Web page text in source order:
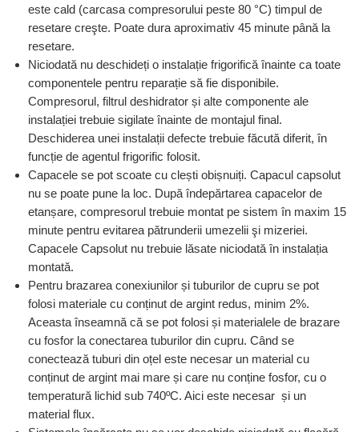
este cald (carcasa compresorului peste 80 °C) timpul de
resetare creşte. Poate dura aproximativ 45 minute până la
resetare.
Niciodată nu deschideți o instalație frigorifică înainte ca toate
componentele pentru reparație să fie disponibile.
Compresorul, filtrul deshidrator și alte componente ale
instalației trebuie sigilate înainte de montajul final.
Deschiderea unei instalații defecte trebuie făcută diferit, în
funcție de agentul frigorific folosit.
Capacele se pot scoate cu clești obișnuiți. Capacul capsolut
nu se poate pune la loc. După îndepărtarea capacelor de
etanșare, compresorul trebuie montat pe sistem în maxim 15
minute pentru evitarea pătrunderii umezelii şi mizeriei.
Capacele Capsolut nu trebuie lăsate niciodată în instalația
montată.
Pentru brazarea conexiunilor și tuburilor de cupru se pot
folosi materiale cu conținut de argint redus, minim 2%.
Aceasta înseamnă că se pot folosi și materialele de brazare
cu fosfor la conectarea tuburilor din cupru. Când se
conectează tuburi din oțel este necesar un material cu
conținut de argint mai mare și care nu conține fosfor, cu o
temperatură lichid sub 740ºC. Aici este necesar și un
material flux.